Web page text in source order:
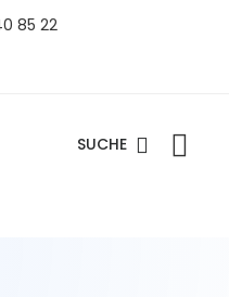
85 22
SUCHE